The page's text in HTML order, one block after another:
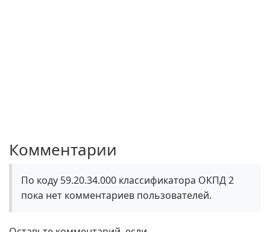
Комментарии
По коду 59.20.34.000 классификатора ОКПД 2
пока нет комментариев пользователей.